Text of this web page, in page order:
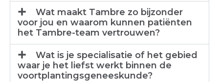
Wat maakt Tambre zo bijzonder
voor jou en waarom kunnen patiënten
het Tambre-team vertrouwen?
Wat is je specialisatie of het gebied
waar je het liefst werkt binnen de
voortplantingsgeneeskunde?